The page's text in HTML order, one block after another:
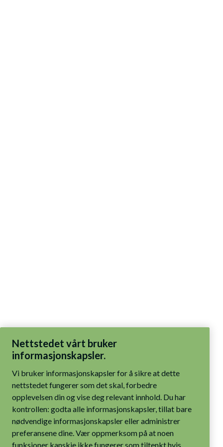
Nettstedet vårt bruker
informasjonskapsler.
nettstedet fungerer som det skal, forbedre
opplevelsen din og vise deg relevant innhold. Du har
kontrollen: godta alle informasjonskapsler, tillat bare
nødvendige informasjonskapsler eller administrer
preferansene dine. Vær oppmerksom på at noen
funksjoner kanskje ikke fungerer som tiltenkt hvis